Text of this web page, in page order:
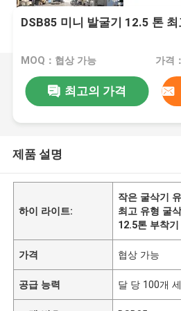
DSB85 미니 발굴기 12.5 톤 최
MOQ：협상 가능 가격
최고의 가격
제품 설명
하이 라이트:
작은 굴삭기
최고 유형 굴
12.5톤 부착
가격 협상 가능
공급 능력 달 당 100개